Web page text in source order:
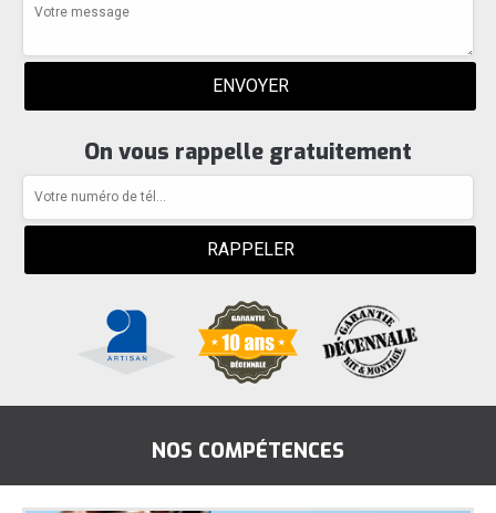
On vous rappelle gratuitement
NOS COMPÉTENCES